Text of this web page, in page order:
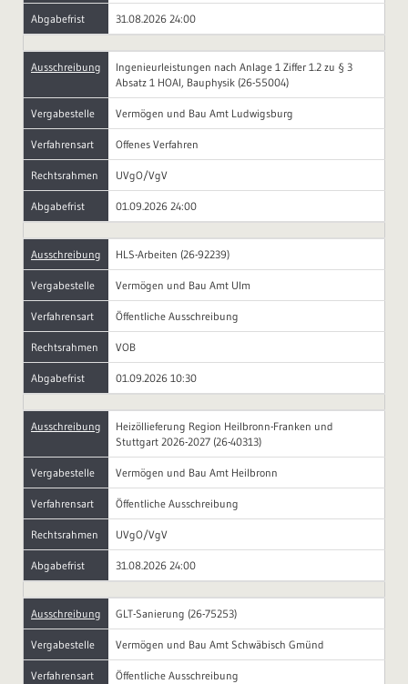
Abgabefrist 31.08.2026 24:00
Ausschreibung
Ingenieurleistungen nach Anlage 1 Ziffer 1.2 zu § 3
Absatz 1 HOAI, Bauphysik (26-55004)
Vergabestelle Vermögen und Bau Amt Ludwigsburg
Verfahrensart Offenes Verfahren
Rechtsrahmen UVgO/VgV
Abgabefrist 01.09.2026 24:00
Ausschreibung HLS-Arbeiten (26-92239)
Vergabestelle Vermögen und Bau Amt Ulm
Verfahrensart Öffentliche Ausschreibung
Rechtsrahmen VOB
Abgabefrist 01.09.2026 10:30
Ausschreibung
Heizöllieferung Region Heilbronn-Franken und
Stuttgart 2026-2027 (26-40313)
Vergabestelle Vermögen und Bau Amt Heilbronn
Verfahrensart Öffentliche Ausschreibung
Rechtsrahmen UVgO/VgV
Abgabefrist 31.08.2026 24:00
Ausschreibung GLT-Sanierung (26-75253)
Vergabestelle Vermögen und Bau Amt Schwäbisch Gmünd
Verfahrensart Öffentliche Ausschreibung